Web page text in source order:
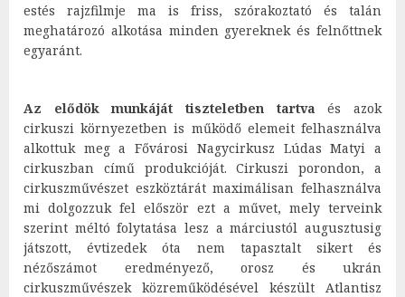
estés rajzfilmje ma is friss, szórakoztató és talán
meghatározó alkotása minden gyereknek és felnőttnek
egyaránt.
Az elődök munkáját tiszteletben tartva és azok
cirkuszi környezetben is működő elemeit felhasználva
alkottuk meg a Fővárosi Nagycirkusz Lúdas Matyi a
cirkuszban című produkcióját. Cirkuszi porondon, a
cirkuszművészet eszköztárát maximálisan felhasználva
mi dolgozzuk fel először ezt a művet, mely terveink
szerint méltó folytatása lesz a márciustól augusztusig
játszott, évtizedek óta nem tapasztalt sikert és
nézőszámot eredményező, orosz és ukrán
cirkuszművészek közreműködésével készült Atlantisz